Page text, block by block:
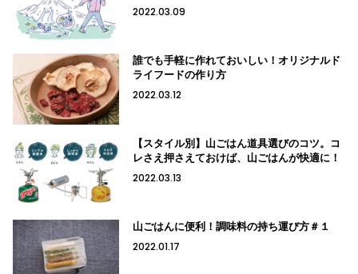
2022.03.09
誰でも手軽に作れておいしい！オリジナルド
ライフードの作り方
2022.03.12
【スタイル別】山ごはん道具選びのコツ。コ
レさえ押さえておけば、山ごはんが快適に！
2022.03.13
山ごはんに便利！調味料の持ち運び方＃１
2022.01.17